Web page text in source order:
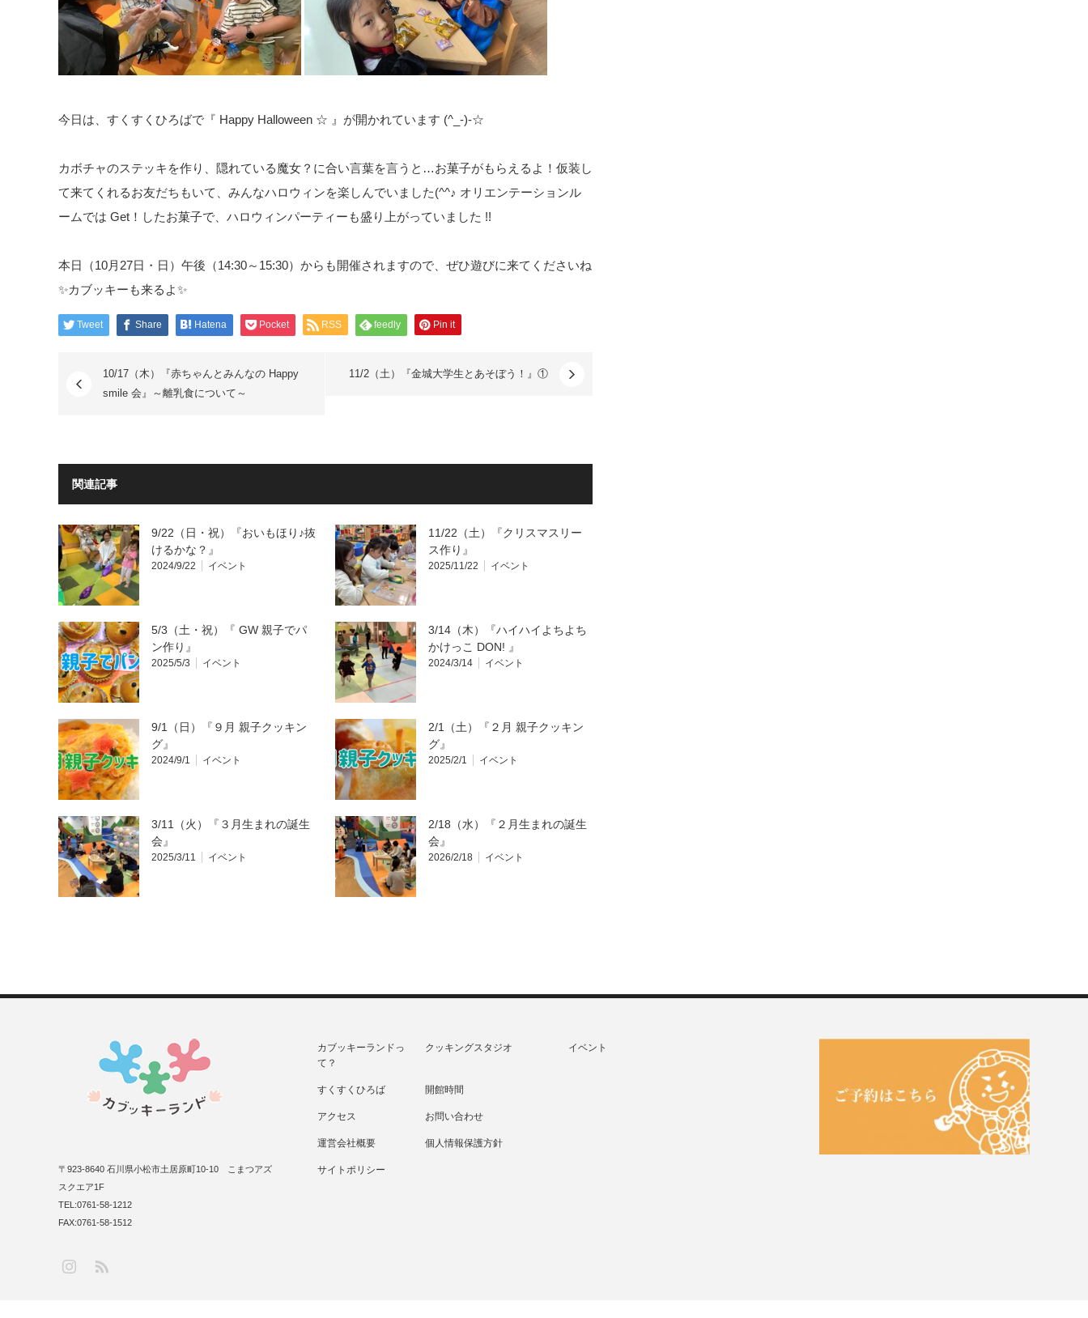
今日は、すくすくひろばで『 Happy Halloween ☆ 』が開かれています (^_-)-☆
カボチャのステッキを作り、隠れている魔女？に合い言葉を言うと…お菓子がもらえるよ！仮装し
て来てくれるお友だちもいて、みんなハロウィンを楽しんでいました(^^♪ オリエンテーションル
ームでは Get！したお菓子で、ハロウィンパーティーも盛り上がっていました !!
本日（10月27日・日）午後（14:30～15:30）からも開催されますので、ぜひ遊びに来てくださいね
✨カブッキーも来るよ✨
Tweet Share Hatena Pocket RSS feedly Pin it
10/17（木）『赤ちゃんとみんなの Happy
smile 会』～離乳食について～
11/2（土）『金城大学生とあそぼう！』①
関連記事
9/22（日・祝）『おいもほり♪抜
けるかな？』
2024/9/22 イベント
11/22（土）『クリスマスリー
ス作り』
2025/11/22 イベント
5/3（土・祝）『 GW 親子でパ
ン作り』
2025/5/3 イベント
3/14（木）『ハイハイよちよち
かけっこ DON! 』
2024/3/14 イベント
9/1（日）『９月 親子クッキン
グ』
2024/9/1 イベント
2/1（土）『２月 親子クッキン
グ』
2025/2/1 イベント
3/11（火）『３月生まれの誕生
会』
2025/3/11 イベント
2/18（水）『２月生まれの誕生
会』
2026/2/18 イベント
カブッキーランドっ
て？
クッキングスタジオ
すくすくひろば 開館時間
アクセス お問い合わせ
運営会社概要 個人情報保護方針
サイトポリシー
イベント
〒923-8640 石川県小松市土居原町10-10 こまつアズ
スクエア1F
TEL:0761-58-1212
FAX:0761-58-1512
Instagram